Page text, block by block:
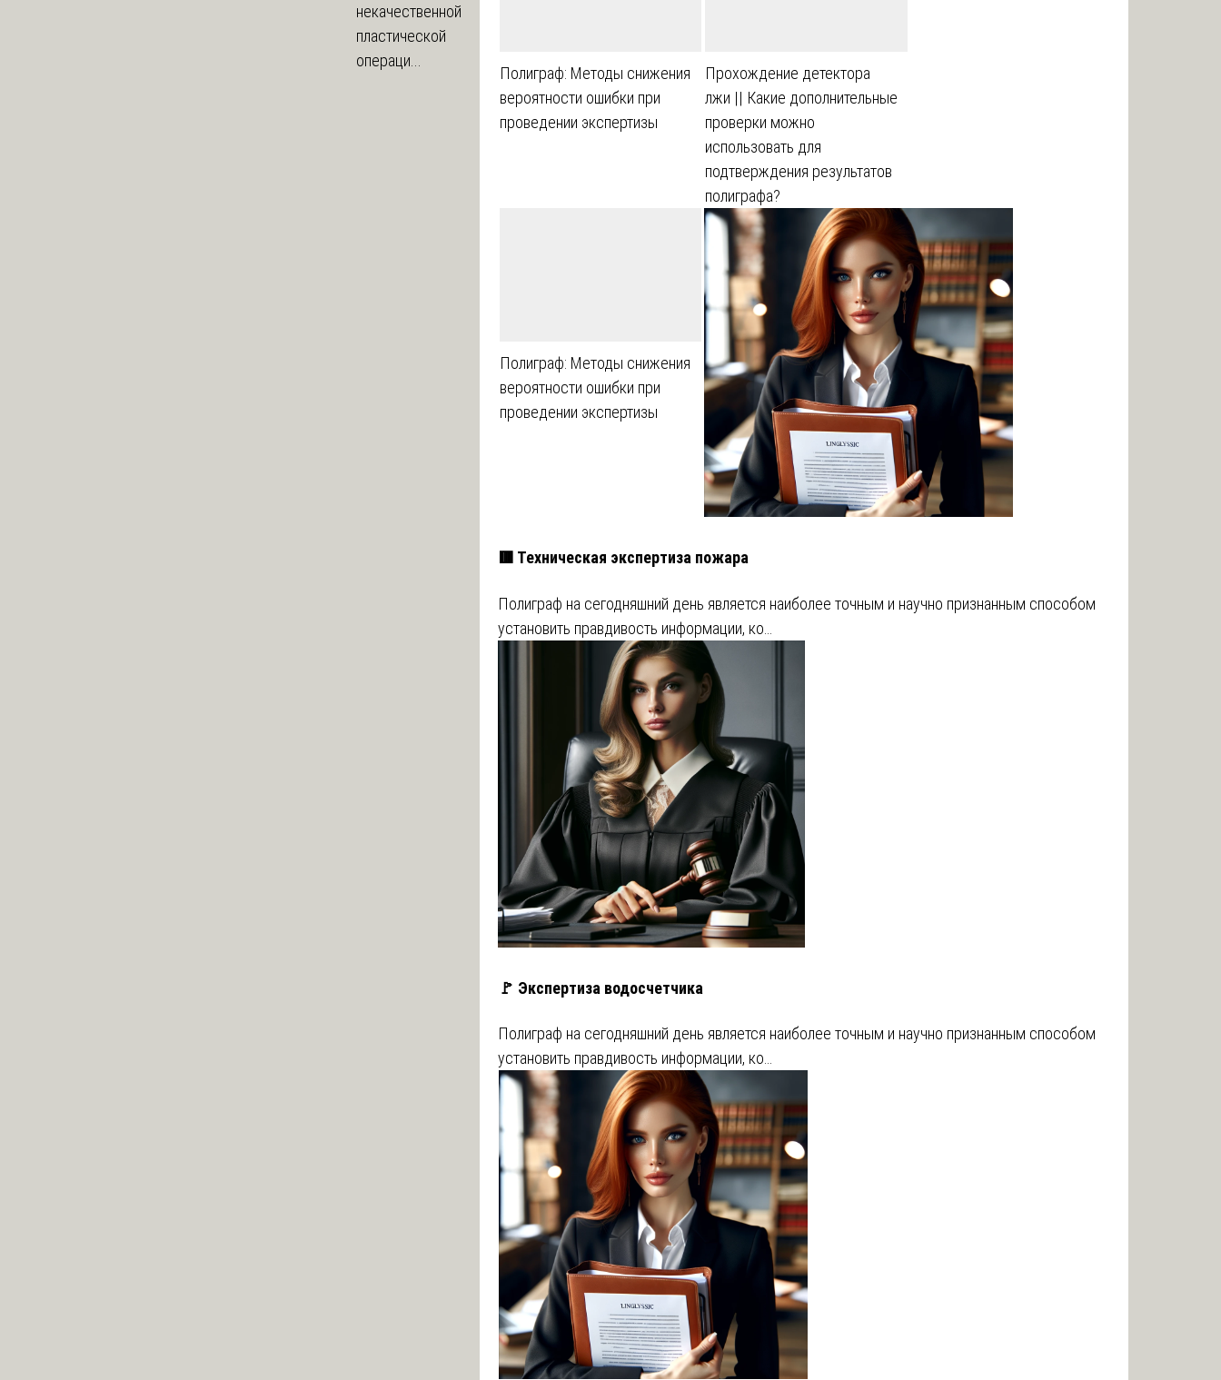
Полиграф: Методы снижения
вероятности ошибки при
проведении экспертизы
Прохождение детектора
лжи || Какие дополнительные
проверки можно
использовать для
подтверждения результатов
полиграфа?
Полиграф: Методы снижения
вероятности ошибки при
проведении экспертизы
🟥 Техническая экспертиза пожара
Полиграф на сегодняшний день является наиболее точным и научно признанным способом
установить правдивость информации, ко…
🚩 Экспертиза водосчетчика
Полиграф на сегодняшний день является наиболее точным и научно признанным способом
установить правдивость информации, ко…
некачественной
пластической
операци...